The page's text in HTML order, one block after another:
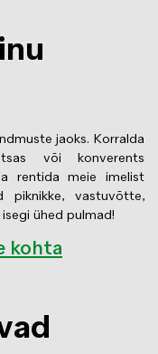
jaoks. Korralda
või konverents
rentida meie imelist
vastuvõtte,
ühed pulmad!
kohta